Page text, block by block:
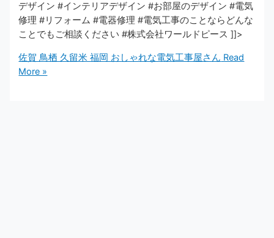
デザイン #インテリアデザイン #お部屋のデザイン #電気
修理 #リフォーム #電器修理 #電気工事のことならどんな
ことでもご相談ください #株式会社ワールドピース ]]>
佐賀 鳥栖 久留米 福岡 おしゃれな電気工事屋さん Read
More »